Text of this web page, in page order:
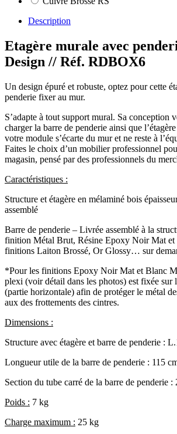
Description
Etagère murale avec
Design // Réf. RDBOX6
Un design épuré et robuste, optez pour cette
penderie fixer au mur.
S’adapte à tout support mural. Sa conception
charger la barre de penderie ainsi que
votre module s’écarte du mur et ne reste à
Faites le choix d’un mobilier professionnel
magasin, pensé par des professionnels du
Caractéristiques :
Structure et étagère en mélaminé bois
assemblé
Barre de penderie – Livrée assemblé à la
finition Métal Brut, Résine Epoxy Noir Mat
finitions Laiton Brossé, Or Glossy… sur
*Pour les finitions Epoxy Noir Mat et Blanc
plexi (voir détail dans les photos) est fixée sur
(partie horizontale) afin de protéger le métal
aux des frottements des cintres.
Dimensions :
Structure avec étagère et barre de penderie :
Longueur utile de la barre de penderie : 115
Section du tube carré de la barre de penderie
Poids : 7 kg
Charge maximum : 25 kg